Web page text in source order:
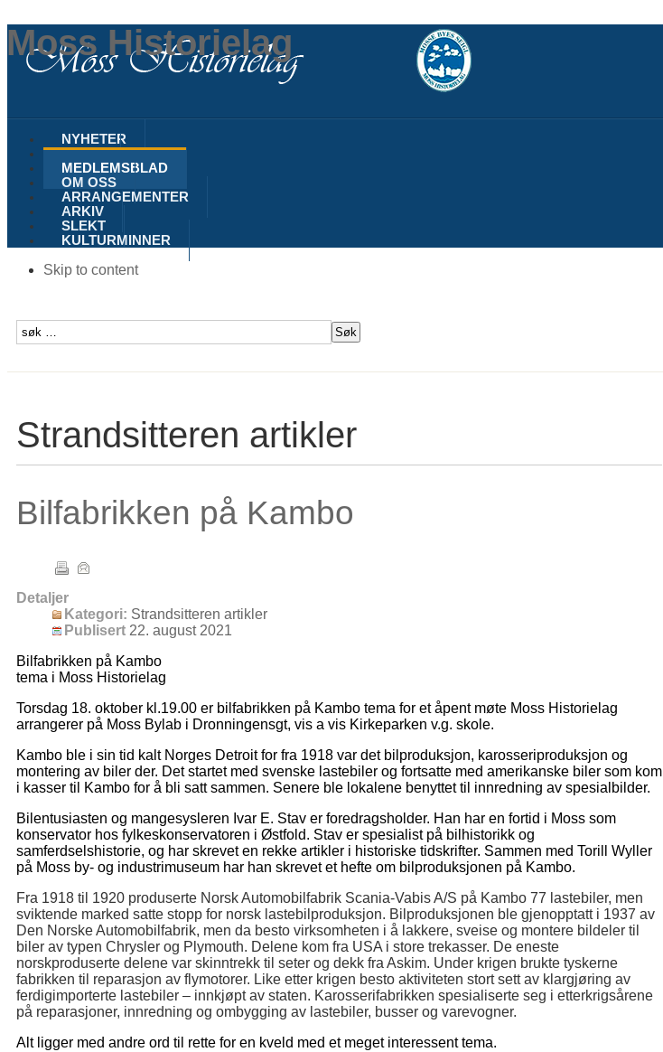
Moss Historielag
NYHETER
MOSS
MEDLEMSBLAD
OM OSS
ARRANGEMENTER
ARKIV
SLEKT
KULTURMINNER
Skip to content
Strandsitteren artikler
Bilfabrikken på Kambo
Detaljer
Kategori: Strandsitteren artikler
Publisert 22. august 2021
Bilfabrikken på Kambo
tema i Moss Historielag
Torsdag 18. oktober kl.19.00 er bilfabrikken på Kambo tema for et åpent møte Moss Historielag
arrangerer på Moss Bylab i Dronningensgt, vis a vis Kirkeparken v.g. skole.
Kambo ble i sin tid kalt Norges Detroit for fra 1918 var det bilproduksjon, karosseriproduksjon og
montering av biler der. Det startet med svenske lastebiler og fortsatte med amerikanske biler som kom
i kasser til Kambo for å bli satt sammen. Senere ble lokalene benyttet til innredning av spesialbilder.
Bilentusiasten og mangesysleren Ivar E. Stav er foredragsholder. Han har en fortid i Moss som
konservator hos fylkeskonservatoren i Østfold. Stav er spesialist på bilhistorikk og
samferdselshistorie, og har skrevet en rekke artikler i historiske tidskrifter. Sammen med Torill Wyller
på Moss by- og industrimuseum har han skrevet et hefte om bilproduksjonen på Kambo.
Fra 1918 til 1920 produserte Norsk Automobilfabrik Scania-Vabis A/S på Kambo 77 lastebiler, men
sviktende marked satte stopp for norsk lastebilproduksjon. Bilproduksjonen ble gjenopptatt i 1937 av
Den Norske Automobilfabrik, men da besto virksomheten i å lakkere, sveise og montere bildeler til
biler av typen Chrysler og Plymouth. Delene kom fra USA i store trekasser. De eneste
norskproduserte delene var skinntrekk til seter og dekk fra Askim. Under krigen brukte tyskerne
fabrikken til reparasjon av flymotorer. Like etter krigen besto aktiviteten stort sett av klargjøring av
ferdigimporterte lastebiler – innkjøpt av staten. Karosserifabrikken spesialiserte seg i etterkrigsårene
på reparasjoner, innredning og ombygging av lastebiler, busser og varevogner.
Alt ligger med andre ord til rette for en kveld med et meget interessent tema.